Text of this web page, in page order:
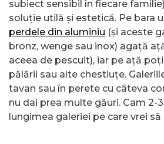
subiect sensibil în fiecare
soluție utilă și estetică. Pe bara
perdele din aluminiu (și aceste
bronz, wenge sau inox) agață
aceea de pescuit), iar pe ață
pălării sau alte chestiuțe.
tavan sau în perete cu câteva
nu dai prea multe găuri. Cam 2-
lungimea galeriei pe care vrei